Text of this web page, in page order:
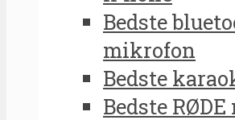
Bedste
mikrofon
Bedste
Bedste